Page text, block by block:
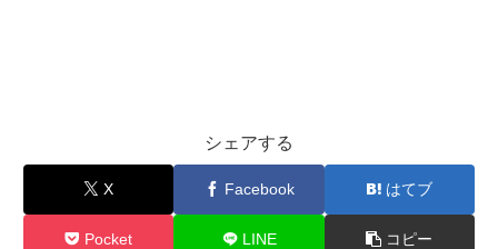
シェアする
X Facebook はてブ
Pocket LINE コピー